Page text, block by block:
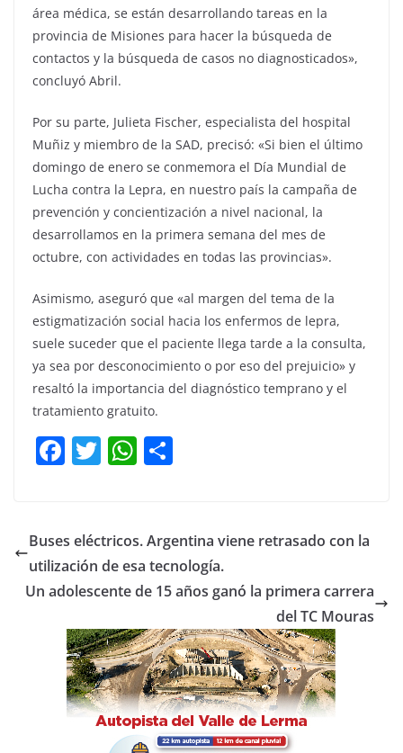
área médica, se están desarrollando tareas en la
provincia de Misiones para hacer la búsqueda de
contactos y la búsqueda de casos no diagnosticados»,
concluyó Abril.
Por su parte, Julieta Fischer, especialista del hospital
Muñiz y miembro de la SAD, precisó: «Si bien el último
domingo de enero se conmemora el Día Mundial de
Lucha contra la Lepra, en nuestro país la campaña de
prevención y concientización a nivel nacional, la
desarrollamos en la primera semana del mes de
octubre, con actividades en todas las provincias».
Asimismo, aseguró que «al margen del tema de la
estigmatización social hacia los enfermos de lepra,
suele suceder que el paciente llega tarde a la consulta,
ya sea por desconocimiento o por eso del prejuicio» y
resaltó la importancia del diagnóstico temprano y el
tratamiento gratuito.
F
e
b
o
o
k
T
er
W
s
A
p
p
p
ar
tir
Buses eléctricos. Argentina viene retrasado con la
utilización de esa tecnología.
Un adolescente de 15 años ganó la primera carrera
del TC Mouras